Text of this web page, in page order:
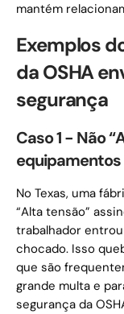
mantém
Exemplos
da OSHA
segurança
Caso 1 - Não
equipamentos
No Texas, uma
“Alta tensão”
trabalhador
chocado. Isso
que são
grande multa e
segurança da